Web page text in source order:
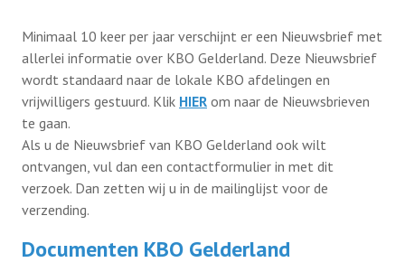
Informatie voor afdelingen
Minimaal 10 keer per jaar verschijnt er een Nieuwsbrief met
allerlei informatie over KBO Gelderland. Deze Nieuwsbrief
wordt standaard naar de lokale KBO afdelingen en
vrijwilligers gestuurd. Klik HIER om naar de Nieuwsbrieven
te gaan.
Als u de Nieuwsbrief van KBO Gelderland ook wilt
ontvangen, vul dan een contactformulier in met dit
verzoek. Dan zetten wij u in de mailinglijst voor de
verzending.
Documenten KBO Gelderland